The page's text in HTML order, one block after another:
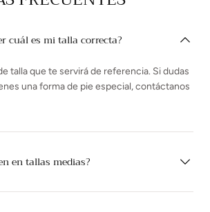
cuál es mi talla correcta?
talla que te servirá de referencia. Si dudas
una forma de pie especial, contáctanos
en tallas medias?